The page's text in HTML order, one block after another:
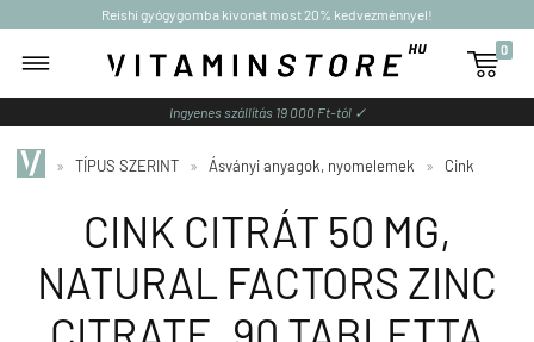
Reishi gyógygomba kivonat most 20% kedvezménnyel!

0
Ingyenes szállítás 19 000 Ft-tól ✓
» TÍPUS SZERINT » Ásványi anyagok, nyomelemek » Cink
CINK CITRÁT 50 MG,
NATURAL FACTORS ZINC